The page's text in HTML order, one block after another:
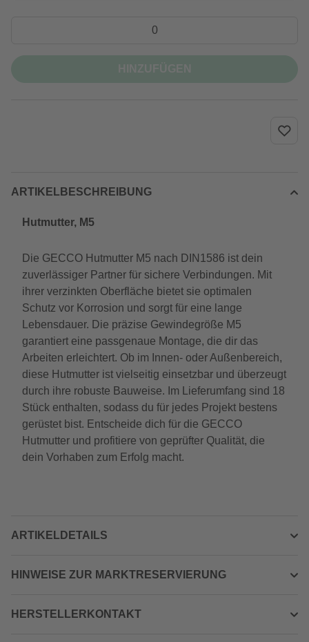
ARTIKELBESCHREIBUNG
Hutmutter, M5
Die GECCO Hutmutter M5 nach DIN1586 ist dein
zuverlässiger Partner für sichere Verbindungen. Mit
ihrer verzinkten Oberfläche bietet sie optimalen
Schutz vor Korrosion und sorgt für eine lange
Lebensdauer. Die präzise Gewindegröße M5
garantiert eine passgenaue Montage, die dir das
Arbeiten erleichtert. Ob im Innen- oder Außenbereich,
diese Hutmutter ist vielseitig einsetzbar und überzeugt
durch ihre robuste Bauweise. Im Lieferumfang sind 18
Stück enthalten, sodass du für jedes Projekt bestens
gerüstet bist. Entscheide dich für die GECCO
Hutmutter und profitiere von geprüfter Qualität, die
dein Vorhaben zum Erfolg macht.
ARTIKELDETAILS
HINWEISE ZUR MARKTRESERVIERUNG
HERSTELLERKONTAKT